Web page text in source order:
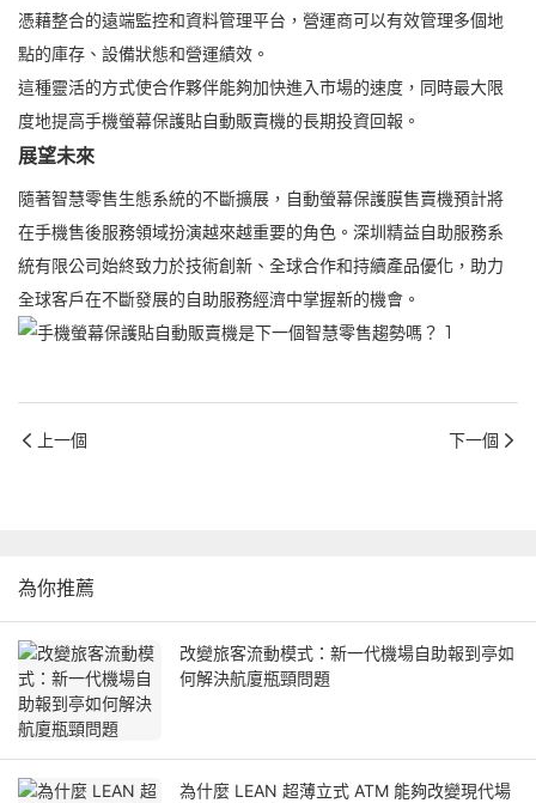
憑藉整合的遠端監控和資料管理平台，營運商可以有效管理多個地
點的庫存、設備狀態和營運績效。
這種靈活的方式使合作夥伴能夠加快進入市場的速度，同時最大限
度地提高手機螢幕保護貼自動販賣機的長期投資回報。
展望未來
隨著智慧零售生態系統的不斷擴展，自動螢幕保護膜售賣機預計將
在手機售後服務領域扮演越來越重要的角色。深圳精益自助服務系
統有限公司始終致力於技術創新、全球合作和持續產品優化，助力
全球客戶在不斷發展的自助服務經濟中掌握新的機會。
上一個 下一個
為你推薦
改變旅客流動模式：新一代機場自助報到亭如
何解決航廈瓶頸問題
為什麼 LEAN 超薄立式 ATM 能夠改變現代場